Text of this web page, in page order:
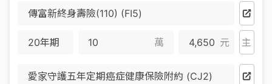
傳富新終身壽險(110) (FI5)
20年期 萬 4,650 元 主
愛家守護五年定期癌症健康保險附約 (CJ2)